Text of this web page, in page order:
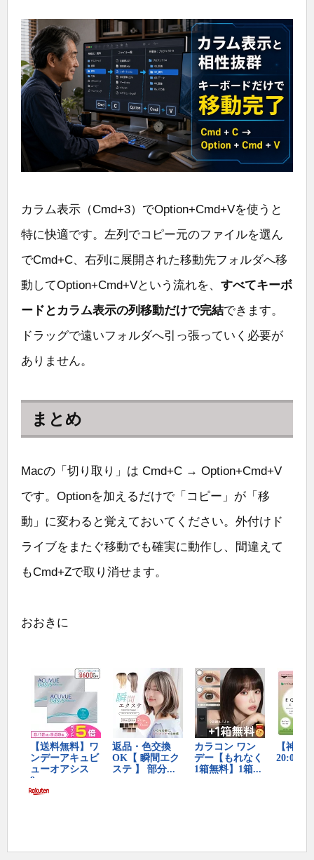
カラム表示（Cmd+3）でOption+Cmd+Vを使うと
特に快適です。左列でコピー元のファイルを選ん
でCmd+C、右列に展開された移動先フォルダへ移
動してOption+Cmd+Vという流れを、 すべてキーボ
ードとカラム表示の列移動だけで完結できます。
ドラッグで遠いフォルダへ引っ張っていく必要が
ありません。
まとめ
Macの「切り取り」は Cmd+C → Option+Cmd+V
です。Optionを加えるだけで「コピー」が「移
動」に変わると覚えておいてください。外付けド
ライブをまたぐ移動でも確実に動作し、間違えて
もCmd+Zで取り消せます。
おおきに